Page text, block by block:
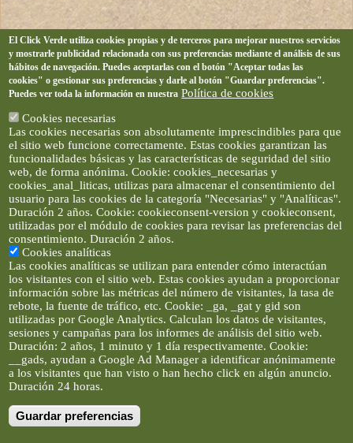
Artículos e imágenes son propiedad de elclickverde ©. No se
permite la difusión de los textos ni imágenes sin permiso de
El Click Verde utiliza cookies propias y de terceros para mejorar nuestros servicios
y mostrarle publicidad relacionada con sus preferencias mediante el análisis de sus
hábitos de navegación. Puedes aceptarlas con el botón "Aceptar todas las
cookies" o gestionar sus preferencias y darle al botón "Guardar preferencias".
Puedes ver toda la información en nuestra Política de cookies
Cookies necesarias
Las cookies necesarias son absolutamente imprescindibles para que
el sitio web funcione correctamente. Estas cookies garantizan las
funcionalidades básicas y las características de seguridad del sitio
web, de forma anónima. Cookie: cookies_necesarias y
cookies_anal_liticas, utilizas para almacenar el consentimiento del
usuario para las cookies de la categoría "Necesarias" y "Analíticas".
Duración 2 años. Cookie: cookieconsent-version y cookieconsent,
utilizadas por el módulo de cookies para revisar las preferencias del
consentimiento. Duración 2 años.
Cookies analíticas
Las cookies analíticas se utilizan para entender cómo interactúan
los visitantes con el sitio web. Estas cookies ayudan a proporcionar
información sobre las métricas del número de visitantes, la tasa de
rebote, la fuente de tráfico, etc. Cookie: _ga, _gat y gid son
utilizadas por Google Analytics. Calculan los datos de visitantes,
sesiones y campañas para los informes de análisis del sitio web.
Duración: 2 años, 1 minuto y 1 día respectivamente. Cookie:
__gads, ayudan a Google Ad Manager a identificar anónimamente
a los visitantes que han visto o han hecho click en algún anuncio.
Duración 24 horas.
Guardar preferencias